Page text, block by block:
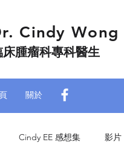
Cindy Wong
床腫瘤科專科醫生
關於
Cindy EE 感想集 影片